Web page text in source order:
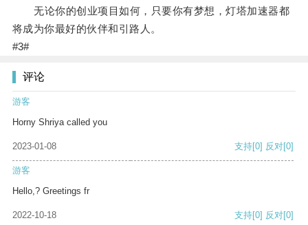
无论你的创业项目如何，只要你有梦想，灯塔加速器都
将成为你最好的伙伴和引路人。
#3#
评论
游客
Horny Shriya called you
2023-01-08 支持[0] 反对[0]
游客
Hello,? Greetings fr
2022-10-18 支持[0] 反对[0]